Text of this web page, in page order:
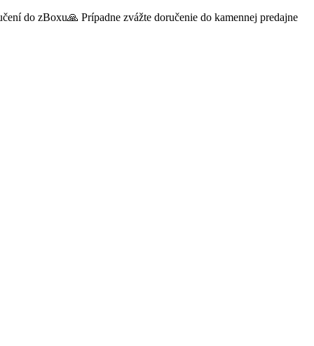
do zBoxu🙏 Prípadne zvážte doručenie do kamennej predajne